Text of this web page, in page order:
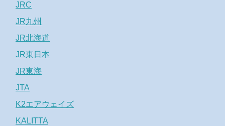
JRC
JR九州
JR北海道
JR東日本
JR東海
JTA
K2エアウェイズ
KALITTA